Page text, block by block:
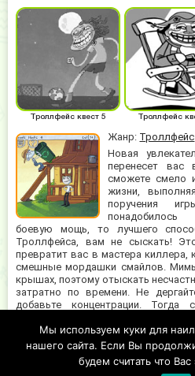
Жанр: Троллфейс
Новая
перенесет вас
сможете смело
жизни,
поручения
понадобилось
боевую мощь, то лучшего
Троллфейса, вам не сыскать!
превратит вас в мастера киллера,
смешные мордашки смайлов. Мимы
крышах, поэтому отыскать
затратно по времени. Не
добавьте концентрации.
придется нырнуть в мусорку и
местах, куда нормальный
забавных мимов.
Троллфейс квест 5 Троллфейс
Мы используем куки для
нашего сайта. Если Вы
будем считать что Вас